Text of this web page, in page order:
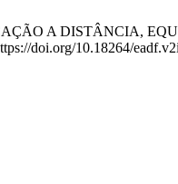
A DISTÂNCIA,
doi.org/10.18264/